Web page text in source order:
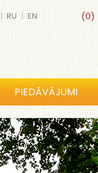
(0)
| RU | EN
PIEDĀVĀJUMI